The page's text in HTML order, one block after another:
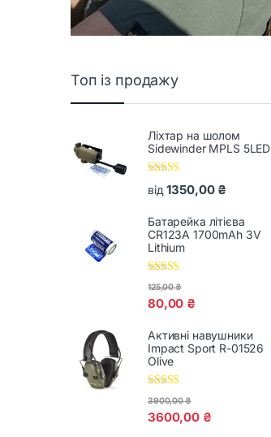
Топ із продажу
Ліхтар на шолом
Sidewinder MPLS 5LED
Оцінено в
5.00 з 5
від1350,00 ₴
Батарейка літієва
CR123A 1700mAh 3V
Lithium
Оцінено в
5.00
80,00 ₴
125,00₴
Активні навушники
Impact Sport R-01526
Olive
Оцінено в
з 5
3600,00 ₴
3900,00₴